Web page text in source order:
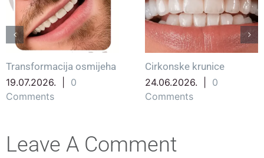
Transformacija osmijeha
19.07.2026.
0
Comments
Cirkonske krunice
24.06.2026.
0
Comments
Leave A Comment